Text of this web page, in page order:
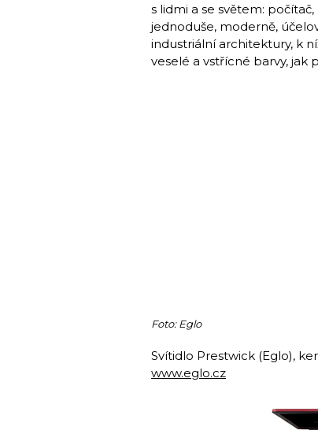
s lidmi a se světem:
jednoduše, moderně,
industriální architektury, k
veselé a vstřícné barvy, jak
Foto: Eglo
Svítidlo Prestwick (Eglo),
www.eglo.cz